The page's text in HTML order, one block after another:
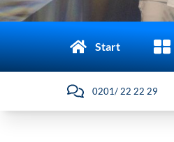
Start
0201/ 22 22 29